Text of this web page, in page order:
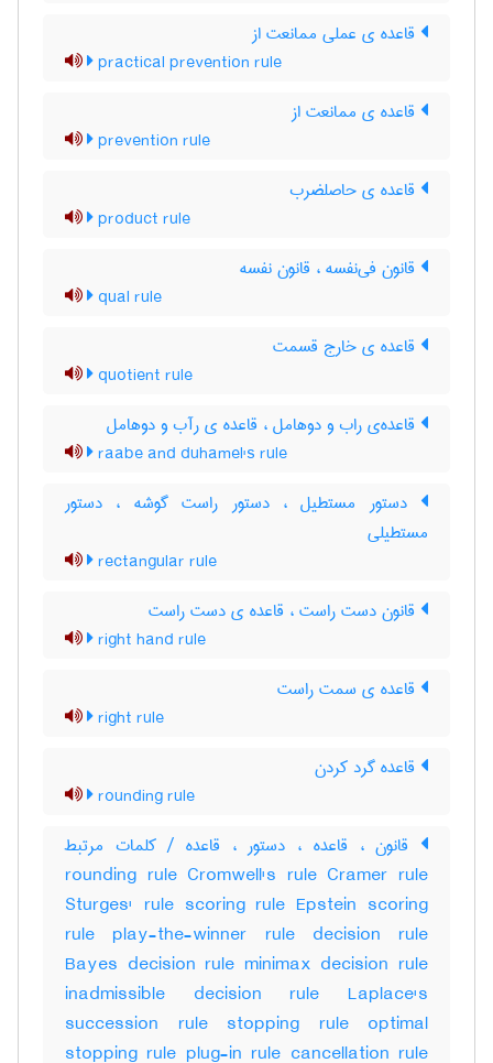
قاعده ی عملی ممانعت از
practical prevention rule
قاعده ی ممانعت از
prevention rule
قاعده ی حاصلضرب
product rule
قانون فی‌نفسه ، قانون نفسه
qual rule
قاعده ی خارج قسمت
quotient rule
قاعده‌ی راب و دوهامل ، قاعده ی رآب و دوهامل
raabe and duhamel's rule
دستور مستطیل ، دستور راست گوشه ، دستور
مستطیلی
rectangular rule
قانون دست راست ، قاعده ی دست راست
right hand rule
قاعده ی سمت راست
right rule
قاعده گرد کردن
rounding rule
قانون ، قاعده ، دستور ، قاعده / کلمات مرتبط
rounding rule Cromwell's rule Cramer rule
Sturges' rule scoring rule Epstein scoring
rule play-the-winner rule decision rule
Bayes decision rule minimax decision rule
inadmissible decision rule Laplace's
succession rule stopping rule optimal
stopping rule plug-in rule cancellation rule